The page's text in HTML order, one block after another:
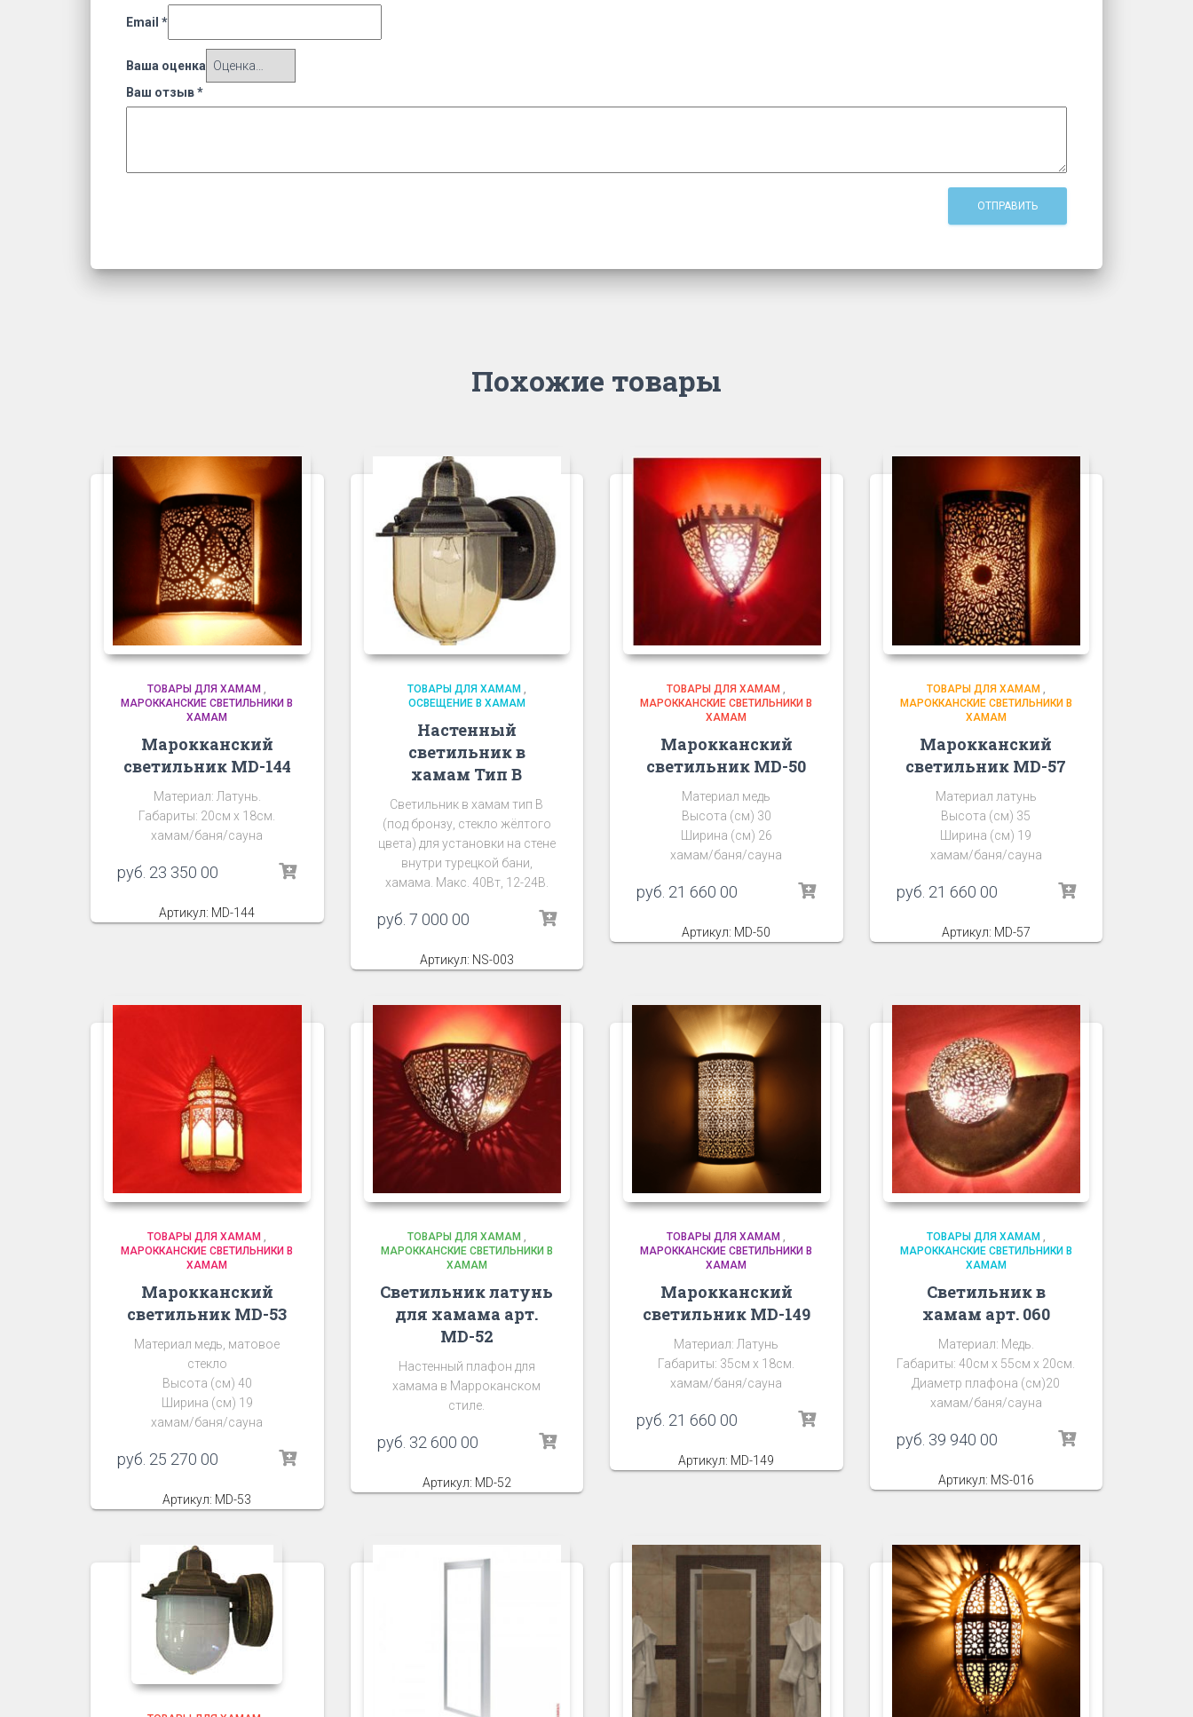
Email *
Ваша оценка
Ваш отзыв*
Похожие товары
ТОВАРЫ ДЛЯ ХАМАМ
МАРОККАНСКИЕ СВЕТИЛЬНИКИ В
ХАМАМ
Марокканский
светильник MD-144
Материал: Латунь.
Габариты: 20см х 18см.
хамам/баня/сауна
руб. 23 350 00
Артикул: MD-144
ТОВАРЫ ДЛЯ ХАМАМ,
ОСВЕЩЕНИЕ В ХАМАМ
Настенный
светильник в
хамам Тип В
Светильник в хамам тип В
(под бронзу, стекло жёлтого
цвета) для установки на стене
внутри турецкой бани,
хамама. Макс. 40Вт, 12-24В.
руб. 7 000 00
Артикул: NS-003
ТОВАРЫ ДЛЯ ХАМАМ
МАРОККАНСКИЕ СВЕТИЛЬНИКИ В
ХАМАМ
Марокканский
светильник MD-50
Материал медь
Высота (см) 30
Ширина (см) 26
хамам/баня/сауна
руб. 21 660 00
Артикул: MD-50
ТОВАРЫ ДЛЯ ХАМАМ,
МАРОККАНСКИЕ СВЕТИЛЬНИКИ В
ХАМАМ
Марокканский
светильник MD-57
Материал латунь
Высота (см) 35
Ширина (см) 19
хамам/баня/сауна
руб. 21 660 00
Артикул: MD-57
ТОВАРЫ ДЛЯ ХАМАМ ,
МАРОККАНСКИЕ СВЕТИЛЬНИКИ В
ХАМАМ
Марокканский
светильник MD-53
Материал медь, матовое
стекло
Высота (см) 40
Ширина (см) 19
хамам/баня/сауна
руб. 25 270 00
Артикул: MD-53
ТОВАРЫ ДЛЯ ХАМАМ ,
МАРОККАНСКИЕ СВЕТИЛЬНИКИ В
ХАМАМ
Светильник латунь
для хамама арт.
MD-52
Настенный плафон для
хамама в Марроканском
стиле.
руб. 32 600 00
Артикул: MD-52
ТОВАРЫ ДЛЯ ХАМАМ ,
МАРОККАНСКИЕ СВЕТИЛЬНИКИ В
ХАМАМ
Марокканский
светильник MD-149
Материал: Латунь
Габариты: 35см х 18см.
хамам/баня/сауна
руб. 21 660 00
Артикул: MD-149
ТОВАРЫ ДЛЯ ХАМАМ ,
МАРОККАНСКИЕ СВЕТИЛЬНИКИ В
ХАМАМ
Светильник в
хамам арт. 060
Материал: Медь.
Габариты: 40см х 55см х 20см.
Диаметр плафона (см)20
хамам/баня/сауна
руб. 39 940 00
Артикул: MS-016